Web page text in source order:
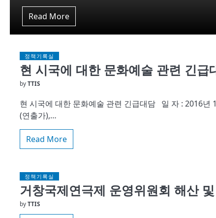
Read More
정책기록실
현 시국에 대한 문화예술 관련 긴급
by TTIS
현 시국에 대한 문화예술 관련 긴급대담 일 자 : 2016
(연출가),…
Read More
정책기록실
거창국제연극제 운영위원회 해산
by TTIS